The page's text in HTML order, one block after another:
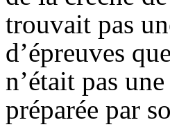
trouvait pas
d’épreuves
n’était pas
préparée par